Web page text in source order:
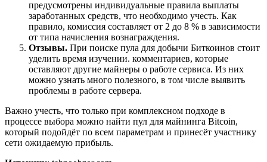
предусмотрены индивидуальные правила выплаты
заработанных средств, что необходимо учесть. Как
правило, комиссия составляет от 2 до 8 % в зависимости
от типа начисления вознаграждения.
Отзывы. При поиске пула для добычи Биткоинов стоит
уделить время изучении. комментариев, которые
оставляют другие майнеры о работе сервиса. Из них
можно узнать много полезного, в том числе выявить
проблемы в работе сервера.
Важно учесть, что только при комплексном подходе в
процессе выбора можно найти пул для майнинга Bitcoin,
который подойдёт по всем параметрам и принесёт участнику
сети ожидаемую прибыль.